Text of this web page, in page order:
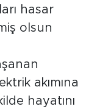
hasar
olsun
akımına
hayatını